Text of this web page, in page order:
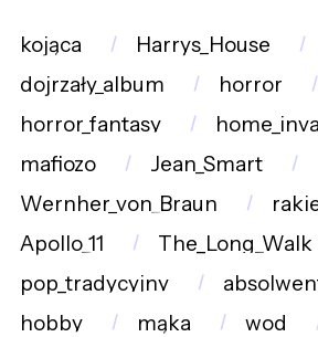
kojąca
Harrys_House
dojrzały_album
horror
horror_fantasy
mafiozo
Jean_Smart
Wernher_von_Braun
Apollo_11
The_Long_Walk
pop_tradycyjny
hobby
mąka
wod